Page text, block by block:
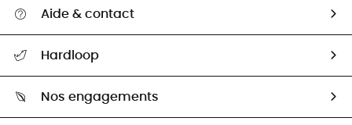
Aide & contact
Retour & remboursement
Guide des tailles
Hardloop
Nos engagements